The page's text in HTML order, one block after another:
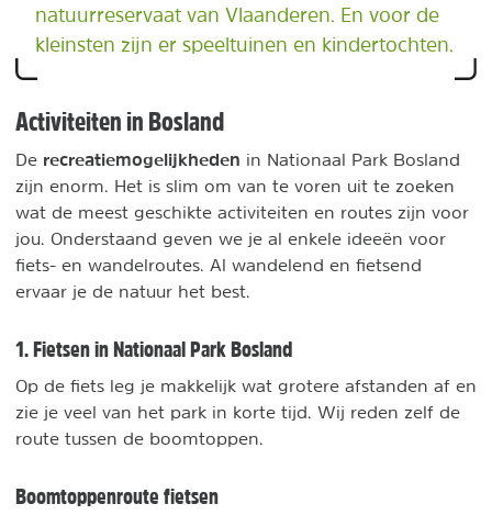
natuurreservaat van Vlaanderen. En voor de
kleinsten zijn er speeltuinen en kindertochten.
Activiteiten in Bosland
De recreatiemogelijkheden in Nationaal Park Bosland
zijn enorm. Het is slim om van te voren uit te zoeken
wat de meest geschikte activiteiten en routes zijn voor
jou. Onderstaand geven we je al enkele ideeën voor
fiets- en wandelroutes. Al wandelend en fietsend
ervaar je de natuur het best.
1. Fietsen in Nationaal Park Bosland
Op de fiets leg je makkelijk wat grotere afstanden af en
zie je veel van het park in korte tijd. Wij reden zelf de
route tussen de boomtoppen.
Boomtoppenroute fietsen